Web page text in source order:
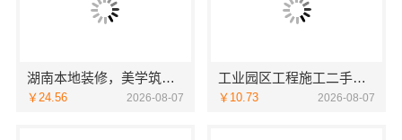
湖南本地装修，美学筑家新房装修靠谱
￥24.56 2026-08-07
工业园区工程施工二手房全包_苏州兔哥哥智装新材料有限公司
￥10.73 2026-08-07